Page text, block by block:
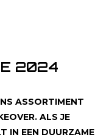
2024
ASSORTIMENT
ALS JE
IN EEN DUURZAME